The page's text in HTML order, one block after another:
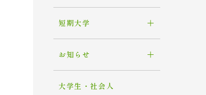
短期大学
お知らせ
大学生・社会人